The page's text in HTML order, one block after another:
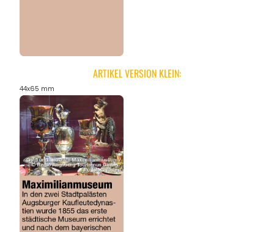
ARTIKEL VERSION KLEIN:
44x65 mm